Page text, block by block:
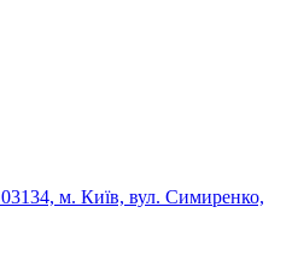
03134, м. Київ, вул. Симиренко,